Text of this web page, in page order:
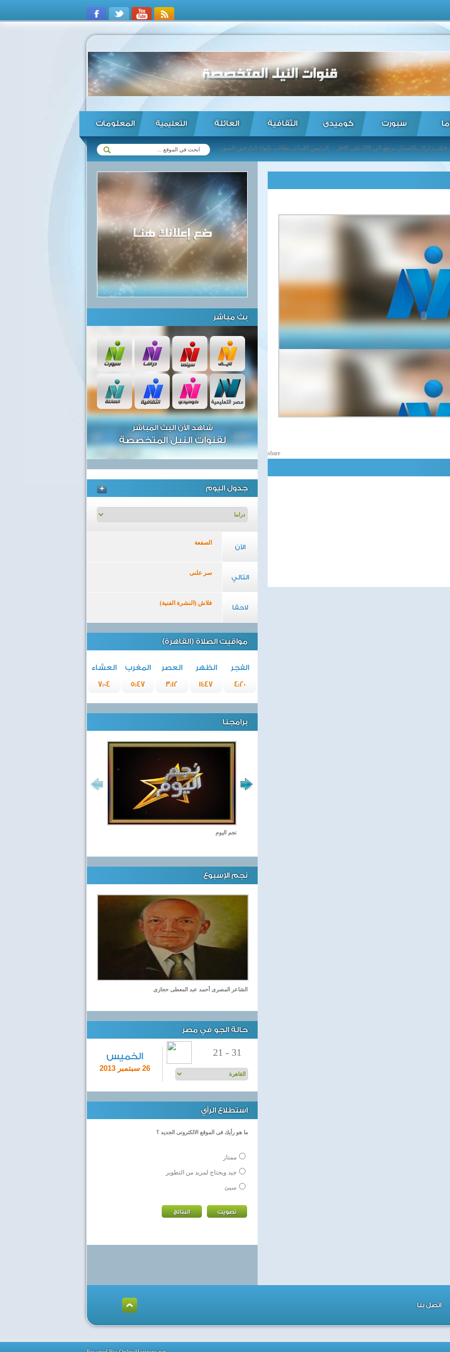
سبورت كوميدى الثقافية العائلة التعليمية المعلومات
بلادهم ... اسرائيل تهدد بتوجيه ضربة عسكرية لايران بعد تصريحات روحانى ... ارتفاع عدد ضحايا فيضانات المكسيك الى 130 قتيلا ...
share
بث مباشر
شاهد الآن البث المباشر
لقنوات النيل المتخصصة
جدول اليوم
الآن
الصفعة
التالي
سر علنى
لاحقا
فلاش (النشرة الفنية)
مواقيت الصلاة (القاهرة)
الفجر الظهر العصر المغرب
العشاء
4:20
11:47
3:12
5:47
7:04
برامجنا
نجم اليوم
نجم الإسبوع
الشاعر المصرى أحمد عبد المعطى حجازى
حالة الجو في مصر
الخميس
26 سبتمبر 2013
21 - 31
استطلاع الرأي
ما هو رأيك فى الموقع الالكترونى الجديد ؟
ممتاز
جيد ويحتاج لمزيد من التطوير
سيئ
اتصل بنا